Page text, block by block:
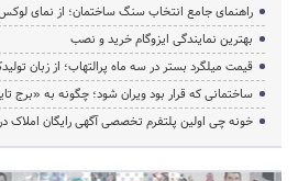
راهنمای جامع انتخاب سنگ ساختمان؛ از نمای
بهترین نمایندگی ایزوگام خرید و نصب
قیمت میلگرد بستر در سه ماه پرالتهاب؛ از زبان
ساختمانی که قرار بود ویران شود؛ چگونه به «برج
خونه چی اولین پلتفرم تخصصی آگهی رایگان املاک